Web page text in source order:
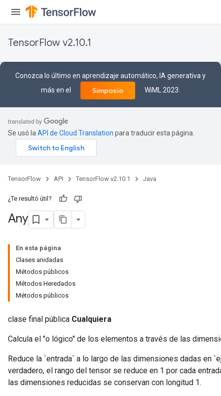
TensorFlow v2.10.1
Conozca lo último en aprendizaje automático, IA generativa y
más en el
Simposio WiML 2023.
Se usó la API de Cloud Translation para traducir esta página.
TensorFlow API TensorFlow v2.10.1 Java
¿Te resultó útil?
Any
En esta página
Clases anidadas
Métodos públicos
Métodos Heredados
Métodos públicos
clase final pública Cualquiera
Calcula el "o lógico" de los elementos a través de las
Reduce la `entrada` a lo largo de las dimensiones dadas en
verdadero, el rango del tensor se reduce en 1 por cada
las dimensiones reducidas se conservan con longitud 1.